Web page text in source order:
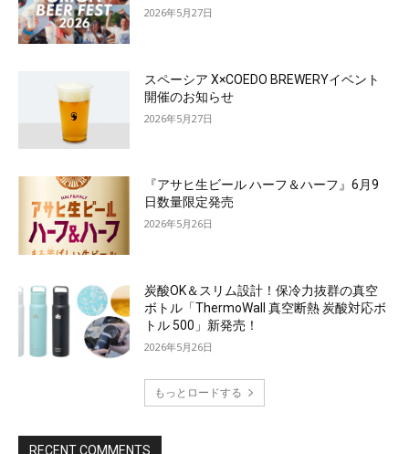
2026年5月27日
スペーシア X×COEDO BREWERYイベント
開催のお知らせ
2026年5月27日
『アサヒ生ビール ハーフ＆ハーフ』6月9
日数量限定発売
2026年5月26日
炭酸OK＆スリム設計！保冷力抜群の真空
ボトル「ThermoWall 真空断熱 炭酸対応ボ
トル 500」新発売！
2026年5月26日
もっとロードする
RECENT COMMENTS